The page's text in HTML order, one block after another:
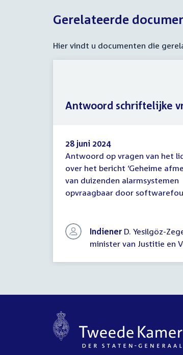
Gerelateerde
Hier vindt u documenten die
Antwoord
schriftelijke
vragen
28 juni 2024
Antwoord op vragen van het
over het bericht ‘Geheime
van duizenden alarmsystemen
opvraagbaar door
Indiener D. Yesilgöz-
minister van Justitie en
Antwoord schriftelijke